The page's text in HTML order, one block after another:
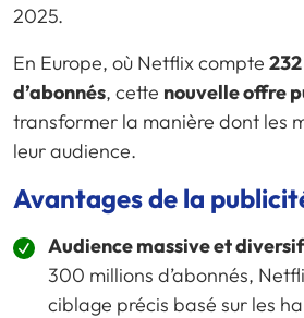
2025.
En Europe, où Netflix compte
d’abonnés, cette nouvelle offre
transformer la manière dont les
leur audience.
Avantages de la
Audience massive et
300 millions d’abonnés,
ciblage précis basé sur les